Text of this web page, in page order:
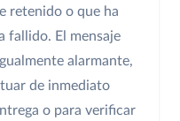
retenido o que ha
fallido. El mensaje
alarmante,
de inmediato
o para verificar